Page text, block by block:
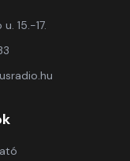
15.-17.